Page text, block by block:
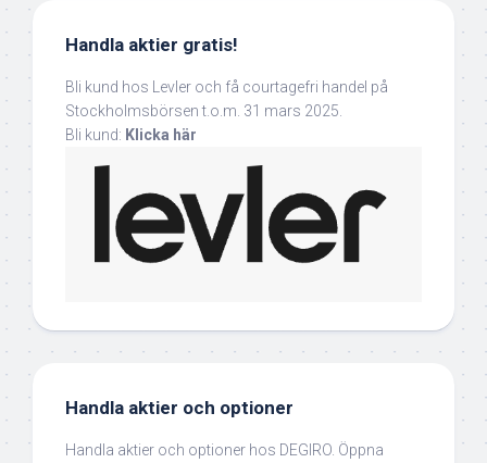
Handla aktier gratis!
Bli kund hos Levler och få courtagefri handel på
Stockholmsbörsen t.o.m. 31 mars 2025.
Bli kund: Klicka här
Handla aktier och optioner
Handla aktier och optioner hos DEGIRO. Öppna